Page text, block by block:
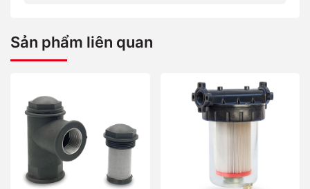
Sản phẩm liên quan